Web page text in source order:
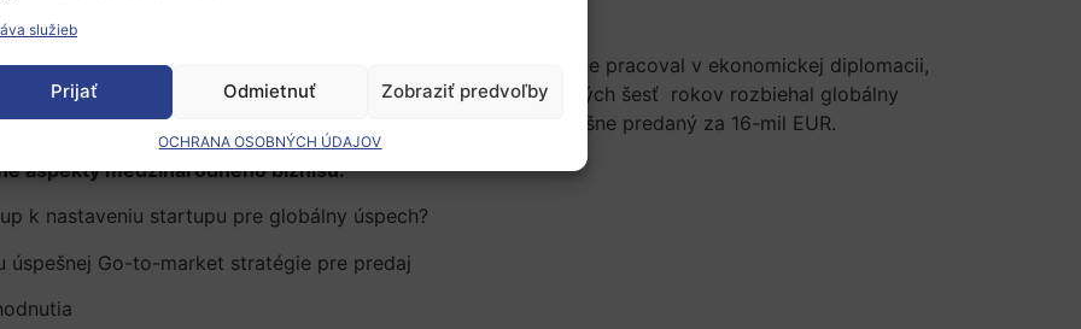
služieb
Prijať Odmietnuť Zobraziť predvoľby
OCHRANA OSOBNÝCH ÚDAJOV
viac ako 10 rokov, keď začínal podnikať ako študent, následne pracoval v ekonomickej diplomacii,
rôznych talianskych technologických výrobcov a za posledných šesť rokov rozbiehal globálny
nich, v ktorom bol Pavol late-co-founder, bol minulý rok úspešne predaný za 16-mil EUR.
aspekty medzinárodného biznisu:
k nastaveniu startupu pre globálny úspech?
Go-to-market stratégie pre predaj